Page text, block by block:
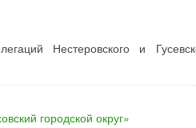
Нестеровского и
городской округ»